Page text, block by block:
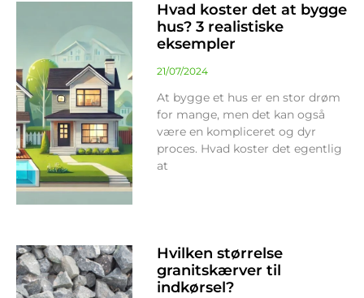
Hvad koster det at bygge
hus? 3 realistiske
eksempler
21/07/2024
At bygge et hus er en stor drøm
for mange, men det kan også
være en kompliceret og dyr
proces. Hvad koster det egentlig
at
Hvilken størrelse
granitskærver til
indkørsel?